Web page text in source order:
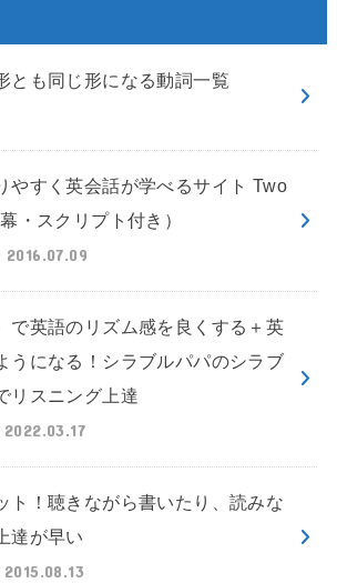
とも同じ形になる動詞一覧
やすく英会話が学べるサイト Two
・スクリプト付き）
2016.07.09
で英語のリズム感を良くする＋英
うになる！シラブルパパのシラブ
リスニング上達
2022.03.17
ト！聴きながら書いたり、読みな
達が早い
2015.08.13